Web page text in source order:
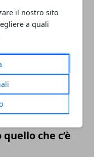
il nostro sito
a quali
che c’è